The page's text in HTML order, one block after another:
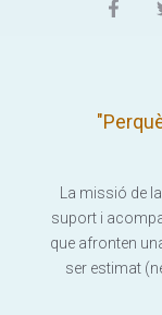
La missió de
suport i
que afronten
ser estimat